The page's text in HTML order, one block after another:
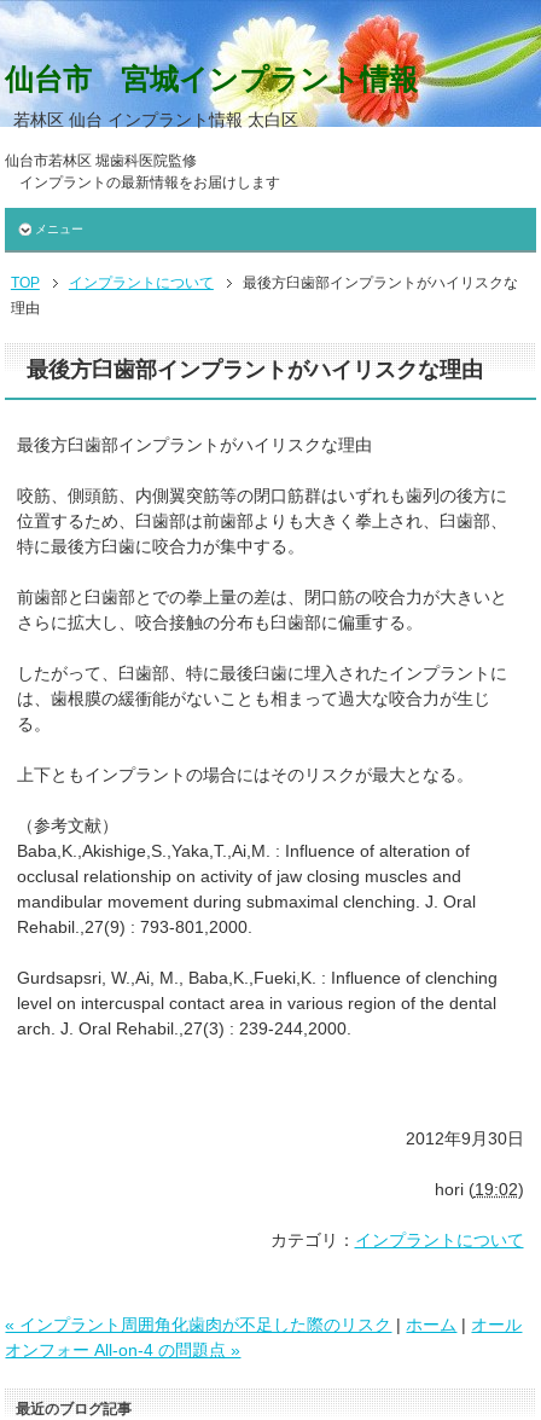
仙台市 宮城インプラント情報
若林区 仙台 インプラント情報 太白区
仙台市若林区 堀歯科医院監修
インプラントの最新情報をお届けします
メニュー
TOP インプラントについて
最後方臼歯部インプラントがハイリスクな
理由
最後方臼歯部インプラントがハイリスクな理由
最後方臼歯部インプラントがハイリスクな理由
咬筋、側頭筋、内側翼突筋等の閉口筋群はいずれも歯列の後方に
位置するため、臼歯部は前歯部よりも大きく拳上され、臼歯部、
特に最後方臼歯に咬合力が集中する。
前歯部と臼歯部とでの拳上量の差は、閉口筋の咬合力が大きいと
さらに拡大し、咬合接触の分布も臼歯部に偏重する。
したがって、臼歯部、特に最後臼歯に埋入されたインプラントに
は、歯根膜の緩衝能がないことも相まって過大な咬合力が生じ
る。
上下ともインプラントの場合にはそのリスクが最大となる。
（参考文献）
Baba,K.,Akishige,S.,Yaka,T.,Ai,M. : Influence of alteration of
occlusal relationship on activity of jaw closing muscles and
mandibular movement during submaximal clenching. J. Oral
Rehabil.,27(9) : 793-801,2000.
Gurdsapsri, W.,Ai, M., Baba,K.,Fueki,K. : Influence of clenching
level on intercuspal contact area in various region of the dental
arch. J. Oral Rehabil.,27(3) : 239-244,2000.
2012年9月30日
hori(19:02)
カテゴリ： インプラントについて
« インプラント周囲角化歯肉が不足した際のリスク | ホーム | オール
オンフォー All-on-4 の問題点 »
最近のブログ記事